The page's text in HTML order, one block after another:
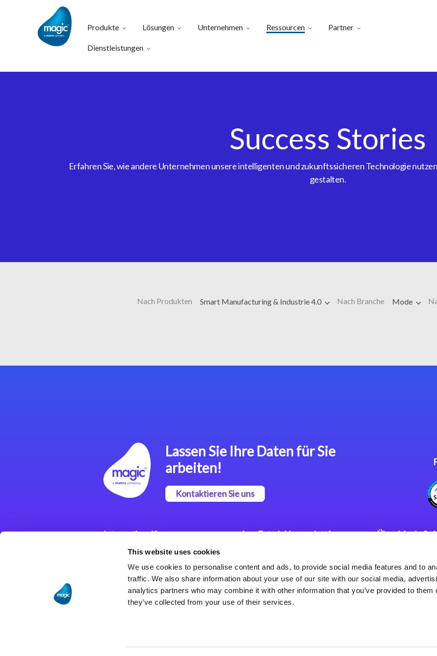
This website uses cookies
We use cookies to personalise content and ads, to provide social media features and to
traffic. We also share information about your use of our site with our social media,
analytics partners who may combine it with other information that you’ve provided to them
they’ve collected from your use of their services.
Produkte Lösungen Unternehmen Ressourcen Partner
Dienstleistungen
Success Stories
Erfahren Sie, wie andere Unternehmen unsere intelligenten und zukunftssicheren Technologie
gestalten.
Nach Produkten Smart Manufacturing & Industrie 4.0 Nach Branche Mode
Lassen Sie Ihre Daten für Sie
arbeiten!
Kontaktieren Sie uns
Integrationslösungen
Magic xpi
Integrationsplattform
App Entwicklungsplattform
Plattform
Magic xpa Web Application
Framework
Über Magic
Karriere
Weltweite